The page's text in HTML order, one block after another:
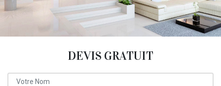
DEVIS GRATUIT